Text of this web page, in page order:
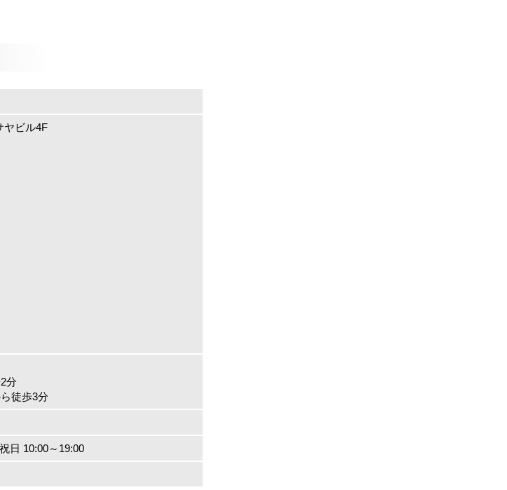
ビル4F
分
徒歩3分
日 10:00～19:00